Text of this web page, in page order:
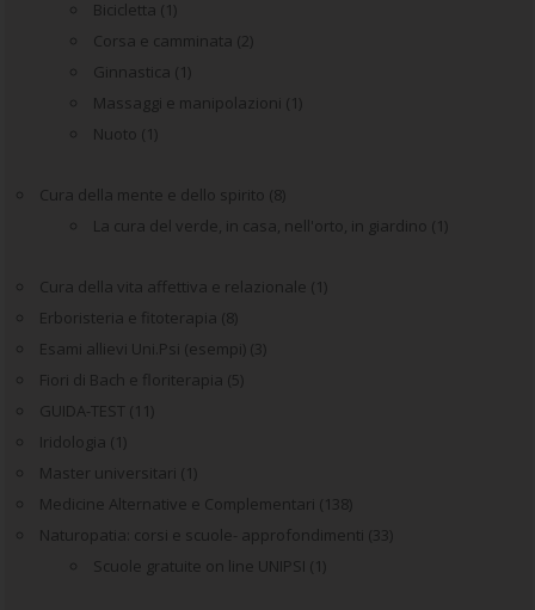
Bicicletta (1)
Corsa e camminata (2)
Ginnastica (1)
Massaggi e manipolazioni (1)
Nuoto (1)
Cura della mente e dello spirito (8)
La cura del verde, in casa, nell'orto, in giardino (1)
Cura della vita affettiva e relazionale (1)
Erboristeria e fitoterapia (8)
Esami allievi Uni.Psi (esempi) (3)
Fiori di Bach e floriterapia (5)
GUIDA-TEST (11)
Iridologia (1)
Master universitari (1)
Medicine Alternative e Complementari (138)
Naturopatia: corsi e scuole- approfondimenti (33)
Scuole gratuite on line UNIPSI (1)